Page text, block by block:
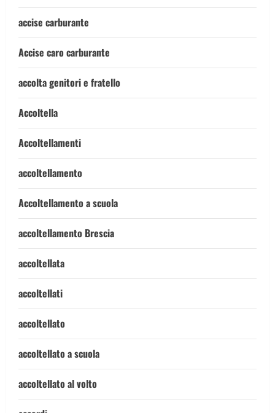
accise carburante
Accise caro carburante
accolta genitori e fratello
Accoltella
Accoltellamenti
accoltellamento
Accoltellamento a scuola
accoltellamento Brescia
accoltellata
accoltellati
accoltellato
accoltellato a scuola
accoltellato al volto